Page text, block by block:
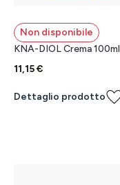
Non disponibile
KNA-DIOL Crema 100ml
11,15 €
Dettaglio prodotto